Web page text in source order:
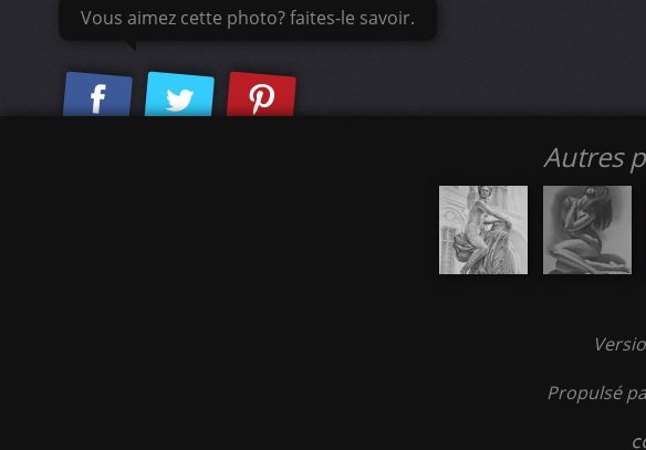
Vous aimez cette photo? faites-le savoir.
Autres
Propulsé